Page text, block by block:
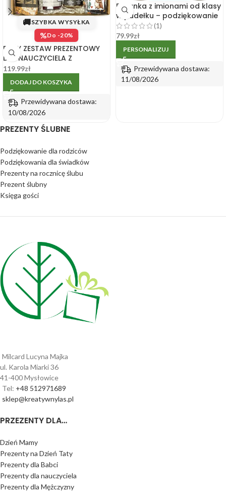
🚚SZYBKA WYSYŁKA
%Do -20%
DUŻY ZESTAW PREZENTOWY
DLA NAUCZYCIELA Z
ZAKŁADKĄ, MIODEM,
119.99zł
DODAJ DO KOSZYKA
Przewidywana dostawa:
10/08/2026
Filiżanka z imionami od klasy
w pudełku – podziękowanie
dla wychowawcy
(1)
79.99zł
PERSONALIZUJ
Przewidywana dostawa:
11/08/2026
PREZENTY ŚLUBNE
Podziękowanie dla rodziców
Podziękowania dla świadków
Prezenty na rocznicę ślubu
Prezent ślubny
Księga gości
Milcard Lucyna Majka
ul. Karola Miarki 36
41-400 Mysłowice
Tel: +48 512971689
sklep@kreatywnylas.pl
PRZEZENTY DLA…
Dzień Mamy
Prezenty na Dzień Taty
Prezenty dla Babci
Prezenty dla nauczyciela
Prezenty dla Mężczyzny